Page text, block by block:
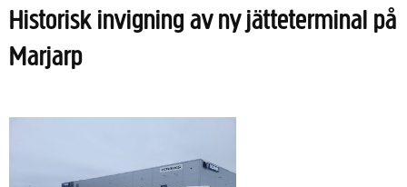
Historisk invigning av ny jätteterminal på
Marjarp